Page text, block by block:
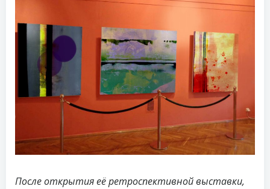
После открытия её ретроспективной выставки,